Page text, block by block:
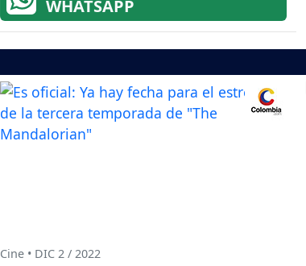
WHATSAPP
Cine • DIC 2 / 2022